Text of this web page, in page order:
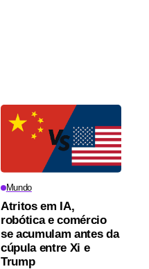
Mundo
Atritos em IA,
robótica e comércio
se acumulam antes da
cúpula entre Xi e
Trump